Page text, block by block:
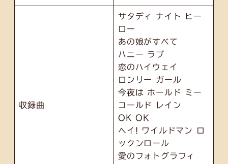
収録曲
サタディ ナイト ヒー
ロー
あの娘がすべて
ハニー ラブ
恋のハイウェイ
ロンリー ガール
今夜は ホールド ミー
コールド レイン
OK OK
ヘイ! ワイルドマン ロ
ックンロール
愛のフォトグラフィ